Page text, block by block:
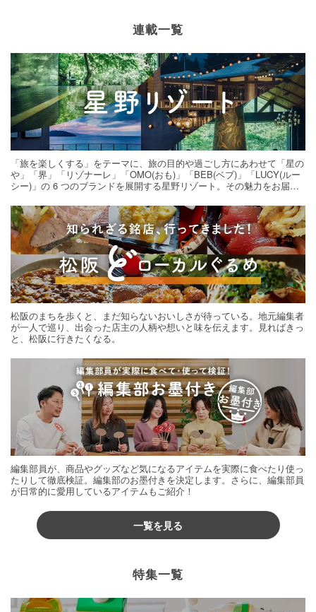
連載一覧
「旅を楽しくする」をテーマに、旅の目的や過ごし方にあわせて「星の
や」「界」「リゾナーレ」「OMO(おも)」「BEB(ベブ)」「LUCY(ルー
シー)」の 6 つのブランドを展開する星野リゾート。その魅力をお届け
松阪のまちを歩くと、まだ知らないおいしさが待っている。地元編集者
が一人で巡り、出会った店主の人柄や想いと味を伝えます。見ればきっ
と、松阪に行きたくなる。
編集部員が、商品やグッズなど気になるアイテムを実際に食べたり使っ
たりして徹底検証。編集部のお墨付きを決定します。さらに、編集部員
が日常的に愛用しているアイテムもご紹介！
一覧を見る
特集一覧